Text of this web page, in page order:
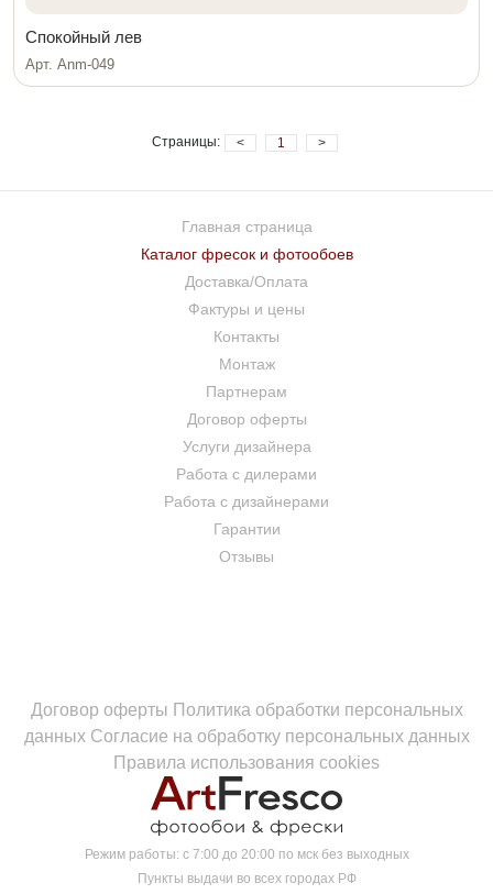
Спокойный лев
Арт. Anm-049
Страницы: < 1 >
Главная страница
Каталог фресок и фотообоев
Доставка/Оплата
Фактуры и цены
Контакты
Монтаж
Партнерам
Договор оферты
Услуги дизайнера
Работа с дилерами
Работа с дизайнерами
Гарантии
Отзывы
Договор оферты Политика обработки персональных
данных Согласие на обработку персональных данных
Правила использования cookies
Режим работы: с 7:00 до 20:00 по мск без выходных
Пункты выдачи во всех городах РФ